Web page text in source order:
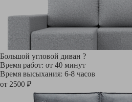
Большой угловой диван ?
Время работ: от 40 минут
Время высыхания: 6-8 часов
от 2500 ₽